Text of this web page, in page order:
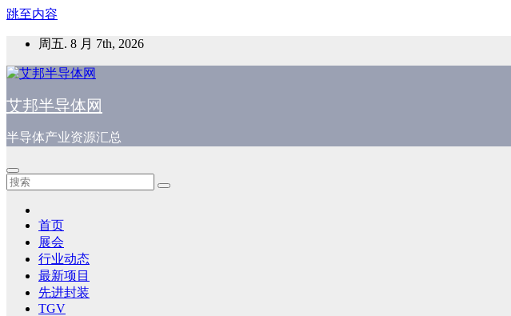
跳至内容
周五. 8 月 7th, 2026
艾邦半导体网
半导体产业资源汇总
首页
展会
行业动态
最新项目
先进封装
TGV